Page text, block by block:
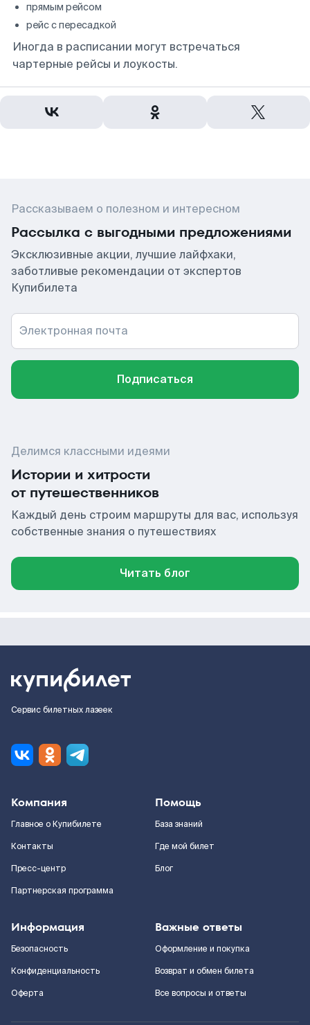
прямым рейсом
рейс с пересадкой
Иногда в расписании могут встречаться
чартерные рейсы и лоукосты.
Рассказываем о полезном и интересном
Рассылка с выгодными предложениями
Эксклюзивные акции, лучшие лайфхаки,
заботливые рекомендации от экспертов
Купибилета
Электронная почта
Подписаться
Делимся классными идеями
Истории и хитрости
от путешественников
Каждый день строим маршруты для вас, используя
собственные знания о путешествиях
Читать блог
Сервис билетных лазеек
Компания
Главное о Купибилете
Контакты
Пресс-центр
Партнерская программа
Помощь
База знаний
Где мой билет
Блог
Информация
Безопасность
Конфиденциальность
Оферта
Важные ответы
Оформление и покупка
Возврат и обмен билета
Все вопросы и ответы